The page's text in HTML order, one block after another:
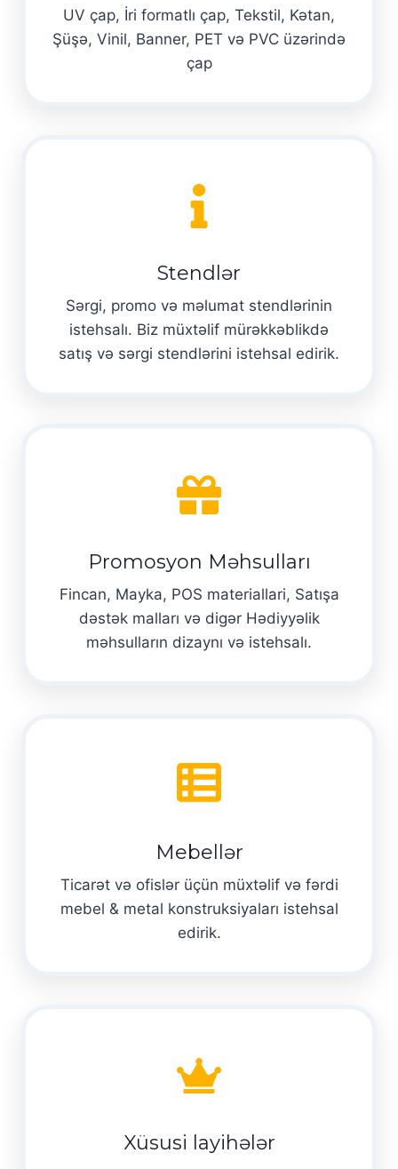
UV çap, İri formatlı çap, Tekstil, Kətan,
Şüşə, Vinil, Banner, PET və PVC üzərində
çap
Stendlər
Sərgi, promo və məlumat stendlərinin
istehsalı. Biz müxtəlif mürəkkəblikdə
satış və sərgi stendlərini istehsal edirik.
Promosyon Məhsulları
Fincan, Mayka, POS materiallari, Satışa
dəstək malları və digər Hədiyyəlik
məhsulların dizaynı və istehsalı.
Mebellər
Ticarət və ofislər üçün müxtəlif və fərdi
mebel & metal konstruksiyaları istehsal
edirik.
Xüsusi layihələr